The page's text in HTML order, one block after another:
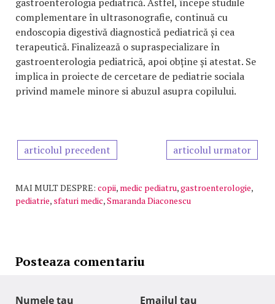
complementare în ultrasonografie, continuă cu
endoscopia digestivă diagnostică pediatrică și cea
terapeutică. Finalizează o supraspecializare în
gastroenterologia pediatrică, apoi obține și atestat. Se
implica in proiecte de cercetare de pediatrie sociala
privind mamele minore si abuzul asupra copilului.
articolul precedent articolul urmator
MAI MULT DESPRE: copii, medic pediatru,gastroenterologie,
pediatrie, sfaturi medic,Smaranda Diaconescu
Posteaza comentariu
Numele tau Emailul tau